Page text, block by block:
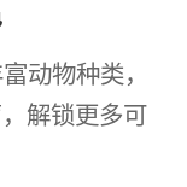
动物种类，
解锁更多可